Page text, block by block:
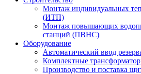
Монтаж индивидуальных
(ИТП)
Монтаж повышающих
станций (ПВНС)
Оборудование
Автоматический ввод
Комплектные
Производство и поставка